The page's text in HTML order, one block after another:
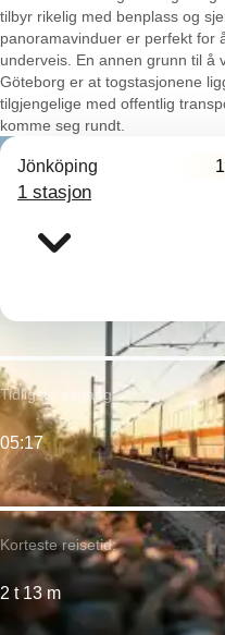
tilbyr rikelig med benplass og
panoramavinduer er perfekt for
underveis. En annen grunn til å
Göteborg er at togstasjonene
tilgjengelige med offentlig
komme seg rundt.
Jönköping
1 stasjon
Korteste reisetid:
2 t 13 m
Tidligste avgang:
05:17